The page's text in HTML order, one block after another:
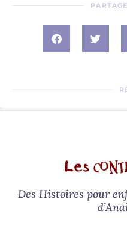
Des Histoires pour